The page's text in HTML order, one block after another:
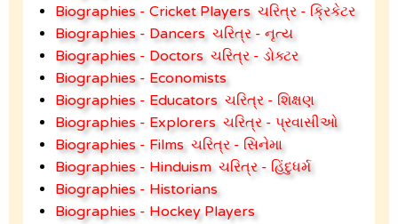
Biographies - Cricket Players ચરિત્ર - ક્રિકેટર
Biographies - Dancers ચરિત્ર - નૃત્ય
Biographies - Doctors ચરિત્ર - ડોક્ટર
Biographies - Economists
Biographies - Educators ચરિત્ર - શિક્ષણ
Biographies - Explorers ચરિત્ર - પ્રવાસીઓ
Biographies - Films ચરિત્ર - સિનેમા
Biographies - Hinduism ચરિત્ર - હિંદુધર્મ
Biographies - Historians
Biographies - Hockey Players